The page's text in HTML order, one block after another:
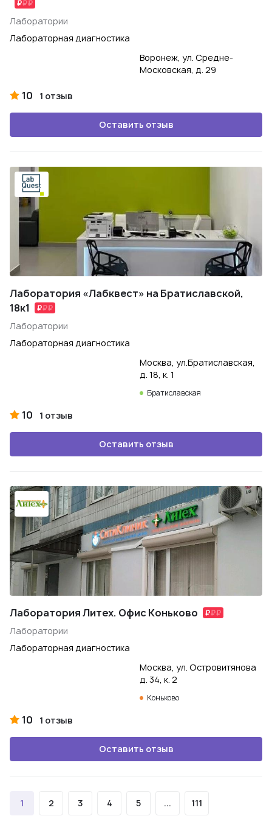
Лаборатории
Лабораторная диагностика
Воронеж, ул. Средне-
Московская, д. 29
10 1 отзыв
Оставить отзыв
Лаборатория «Лабквест» на Братиславской,
18к1
Лаборатории
Лабораторная диагностика
Москва, ул.Братиславская,
д. 18, к. 1
Братиславская
10 1 отзыв
Оставить отзыв
Лаборатория Литех. Офис Коньково
Лаборатории
Лабораторная диагностика
Москва, ул. Островитянова
д. 34, к. 2
Коньково
10 1 отзыв
Оставить отзыв
1 2 3 4 5 ... 111